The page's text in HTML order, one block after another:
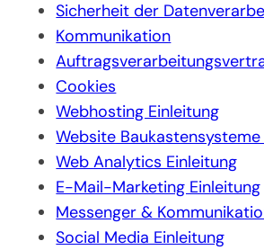
Sicherheit der
Kommunikation
Cookies
Webhosting Einleitung
Website
Web Analytics Einleitung
E-Mail-Marketing Einleitung
Messenger &
Social Media Einleitung